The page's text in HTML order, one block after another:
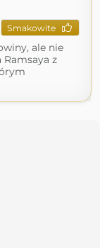
Smakowite
ale nie
z